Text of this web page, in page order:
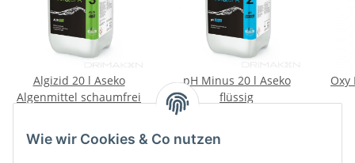
Wie wir Cookies & Co nutzen
Algizid 20 l Aseko
Algenmittel schaumfrei
5,30 € pro 1 l
pH Minus 20 l Aseko
flüssig
Oxy